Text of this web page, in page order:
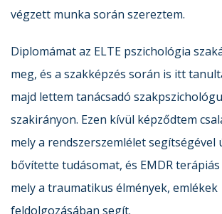
végzett munka során szereztem.
Diplomámat az ELTE pszichológia
meg, és a szakképzés során is itt
majd lettem tanácsadó
szakirányon. Ezen kívül képződtem
mely a rendszerszemlélet
bővítette tudásomat, és EMDR
mely a traumatikus élmények, emlékek
feldolgozásában segít.